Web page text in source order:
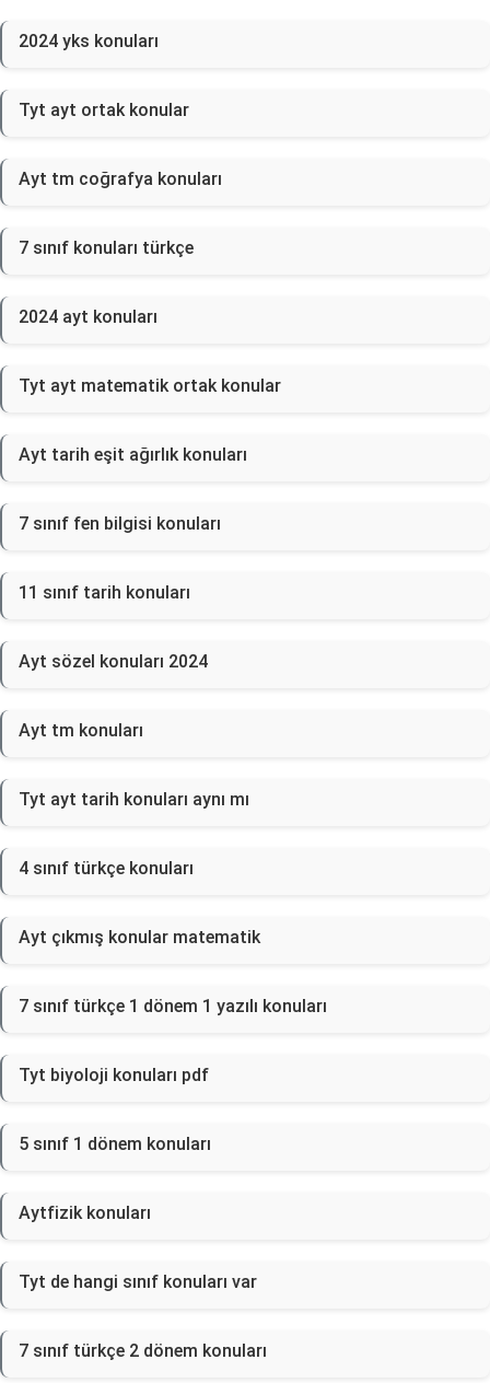
2024 yks konuları
Tyt ayt ortak konular
Ayt tm coğrafya konuları
7 sınıf konuları türkçe
2024 ayt konuları
Tyt ayt matematik ortak konular
Ayt tarih eşit ağırlık konuları
7 sınıf fen bilgisi konuları
11 sınıf tarih konuları
Ayt sözel konuları 2024
Ayt tm konuları
Tyt ayt tarih konuları aynı mı
4 sınıf türkçe konuları
Ayt çıkmış konular matematik
7 sınıf türkçe 1 dönem 1 yazılı konuları
Tyt biyoloji konuları pdf
5 sınıf 1 dönem konuları
Aytfizik konuları
Tyt de hangi sınıf konuları var
7 sınıf türkçe 2 dönem konuları